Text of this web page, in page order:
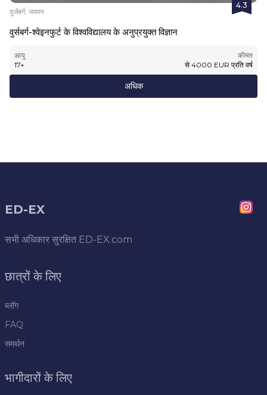
4.3
वुर्जबर्ग, जरमन
वुर्सबर्ग-श्वेइनफुर्ट के विश्वविद्यालय के अनुप्रयुक्त विज्ञान
आयु
17+
कीमत
से 4000 EUR प्रति वर्ष
अधिक
ED-EX
सभी अधिकार सुरक्षित ED-EX.com
छात्रों के लिए
ब्लॉग
FAQ
समर्थन
भागीदारों के लिए